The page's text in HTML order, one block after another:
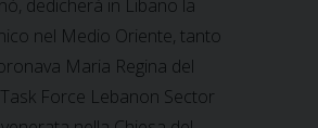
dedicherà in Libano la
nel Medio Oriente, tanto
Maria Regina del
Force Lebanon Sector